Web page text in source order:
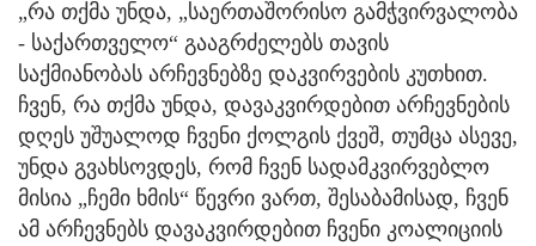
„რა თქმა უნდა, „საერთაშორისო გამჭვირვალობა
- საქართველო“ გააგრძელებს თავის
საქმიანობას არჩევნებზე დაკვირვების კუთხით.
ჩვენ, რა თქმა უნდა, დავაკვირდებით არჩევნების
დღეს უშუალოდ ჩვენი ქოლგის ქვეშ, თუმცა ასევე,
უნდა გვახსოვდეს, რომ ჩვენ სადამკვირვებლო
მისია „ჩემი ხმის“ წევრი ვართ, შესაბამისად, ჩვენ
ამ არჩევნებს დავაკვირდებით ჩვენი კოალიციის